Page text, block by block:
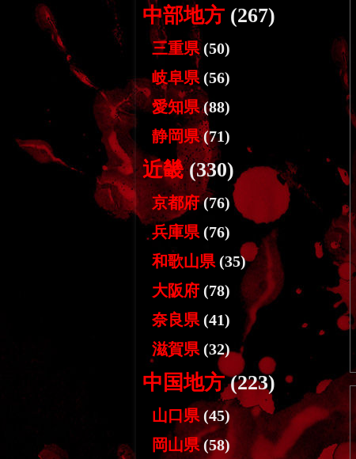
中部地方 (267)
三重県(50)
岐阜県 (56)
愛知県(88)
静岡県(71)
近畿(330)
京都府(76)
兵庫県 (76)
和歌山県 (35)
大阪府 (78)
奈良県 (41)
滋賀県 (32)
中国地方(223)
山口県(45)
岡山県(58)